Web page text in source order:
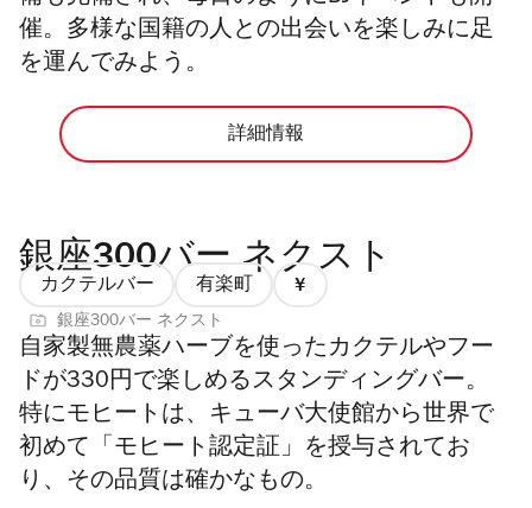
催。 多様な国籍の人との出会いを楽しみに足
を運んでみよう。
詳細情報
銀座300バー ネクスト
カクテルバー 有楽町
価
1/4
銀座300バー ネクスト
自家製無農薬ハーブを使ったカクテルやフー
ドが330円で楽しめるスタンディングバー。
特にモヒートは、キューバ大使館から世界で
初めて「モヒート認定証」を授与されてお
り、その品質は確かなもの。